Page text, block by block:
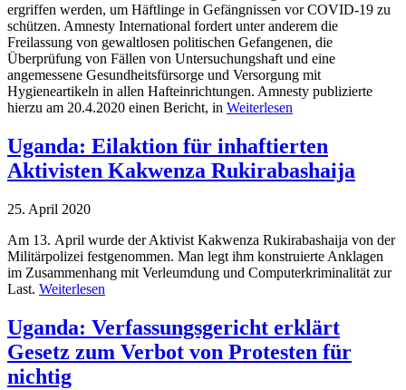
ergriffen werden, um Häftlinge in Gefängnissen vor COVID-19 zu
schützen. Amnesty International fordert unter anderem die
Freilassung von gewaltlosen politischen Gefangenen, die
Überprüfung von Fällen von Untersuchungshaft und eine
angemessene Gesundheitsfürsorge und Versorgung mit
Hygieneartikeln in allen Hafteinrichtungen. Amnesty publizierte
hierzu am 20.4.2020 einen Bericht, in Weiterlesen
Uganda: Eilaktion für inhaftierten
Aktivisten Kakwenza Rukirabashaija
25. April 2020
Am 13. April wurde der Aktivist Kakwenza Rukirabashaija von der
Militärpolizei festgenommen. Man legt ihm konstruierte Anklagen
im Zusammenhang mit Verleumdung und Computerkriminalität zur
Last. Weiterlesen
Uganda: Verfassungsgericht erklärt
Gesetz zum Verbot von Protesten für
nichtig